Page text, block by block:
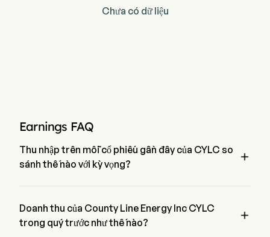
Chưa có dữ liệu
Earnings FAQ
Thu nhập trên mỗi cổ phiếu gần đây của CYLC so
sánh thế nào với kỳ vọng?

Doanh thu của County Line Energy Inc CYLC
trong quý trước như thế nào?
